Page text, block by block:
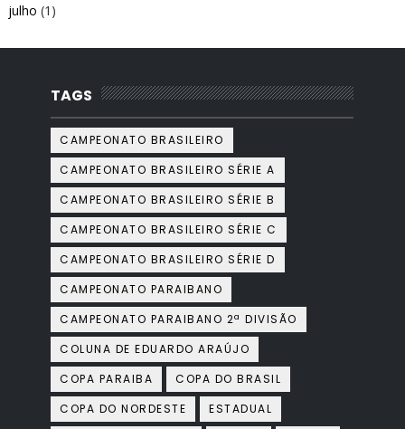
julho (1)
TAGS
CAMPEONATO BRASILEIRO
CAMPEONATO BRASILEIRO SÉRIE A
CAMPEONATO BRASILEIRO SÉRIE B
CAMPEONATO BRASILEIRO SÉRIE C
CAMPEONATO BRASILEIRO SÉRIE D
CAMPEONATO PARAIBANO
CAMPEONATO PARAIBANO 2ª DIVISÃO
COLUNA DE EDUARDO ARAÚJO
COPA PARAIBA
COPA DO BRASIL
COPA DO NORDESTE
ESTADUAL